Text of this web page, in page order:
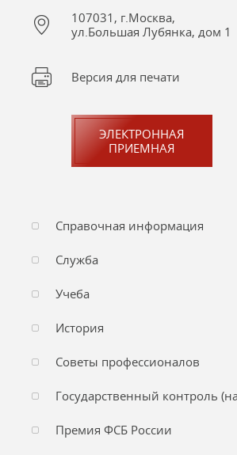
107031, г.Москва,
ул.Большая Лубянка, дом 1
Версия для печати
ЭЛЕКТРОННАЯ
ПРИЕМНАЯ
Справочная информация
Служба
Учеба
История
Советы профессионалов
Государственный контроль
Премия ФСБ России